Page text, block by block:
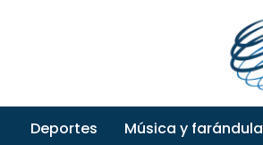
Deportes Música y farándula